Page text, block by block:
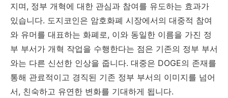
지며, 정부 개혁에 대한 관심과 참여를 유도하는 효과가
있습니다. 도지코인은 암호화폐 시장에서의 대중적 참여
와 유머를 대표하는 화폐로, 이와 동일한 이름을 가진 정
부 부서가 개혁 작업을 수행한다는 점은 기존의 정부 부서
와는 다른 신선한 인상을 줍니다. 대중은 DOGE의 존재를
통해 관료적이고 경직된 기존 정부 부서의 이미지를 넘어
서, 친숙하고 유연한 변화를 기대하게 됩니다.